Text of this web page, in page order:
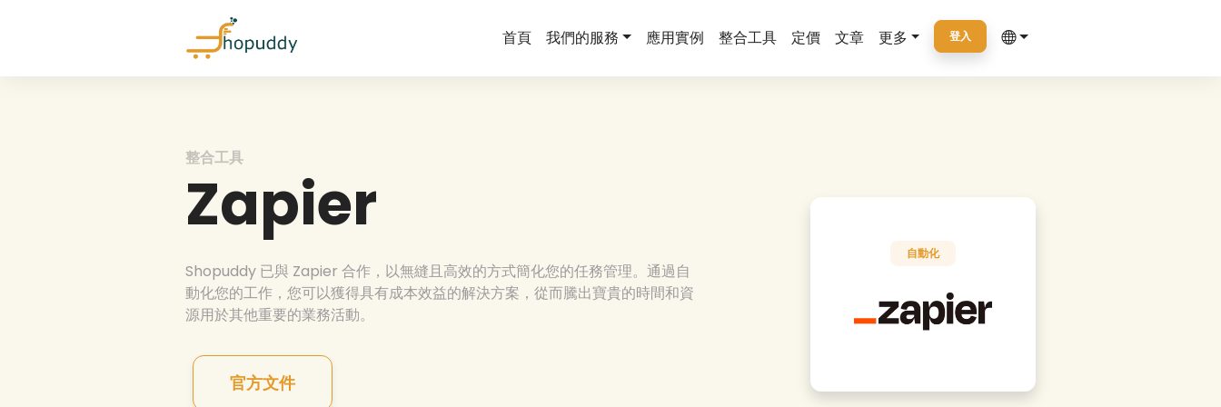
首頁 我們的服務 應用實例 整合工具 定價 文章 更多 登入
自動化
整合工具
Zapier
Shopuddy 已與 Zapier 合作，以無縫且高效的方式簡化您的任務管理。通過自
動化您的工作，您可以獲得具有成本效益的解決方案，從而騰出寶貴的時間和資
源用於其他重要的業務活動。
官方文件